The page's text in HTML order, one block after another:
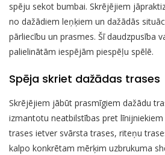
spēju sekot bumbai. Skrējējiem
no dažādiem leņķiem un dažādās
pārliecību un prasmes. Šī daudzpusība
palielinātām iespējām piespēļu spēlē.
Spēja skriet dažādas trases
Skrējējiem jābūt prasmīgiem dažādu
izmantotu neatbilstības pret
trases ietver svārsta trases, riteņu
kalpo konkrētam mērķim uzbrukuma